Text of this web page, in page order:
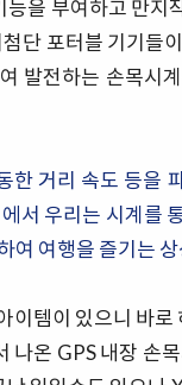
을 부여하고 만지
단 포터블 기기들
발전하는 손목시
한 거리 속도 등을
서 우리는 시계를
여 여행을 즐기는 상
템이 있으니 바로
온 GPS 내장 손